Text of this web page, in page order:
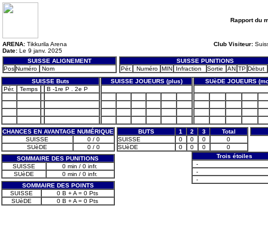
Rapport du
ARENA: Tikkurila Arena
Date: Le 9 janv. 2025
Club Visiteur:
SUISSE ALIGNEMENT
PosNuméro Nom
SUISSE PUNITIONS
Pér.
Numéro MIN Infraction Sortie AN TP Début
SUISSE Buts
SUISSE JOUEURS (plus)
SUèDE JOUEURS
Pér.
Temps B -1re P . 2e P
CHANCES EN AVANTAGE NUMÉRIQUE
SUISSE
0 / 0
SUèDE
0 / 0
SOMMAIRE DES PUNITIONS
SUISSE
0 min / 0 infr.
SUèDE
0 min / 0 infr.
SOMMAIRE DES POINTS
SUISSE
0 B + A = 0 Pts
SUèDE
0 B + A = 0 Pts
BUTS 1 2 3
Total
SUISSE
0 0 0
0
SUèDE
0 0 0
0
Trois étoiles
-
-
-